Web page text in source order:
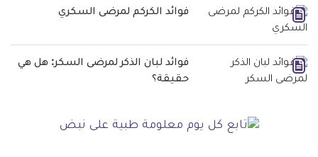
فوائد الكركم لمرضى السكري
فوائد لبان الذكر لمرضى السكر: هل هي
حقيقة؟